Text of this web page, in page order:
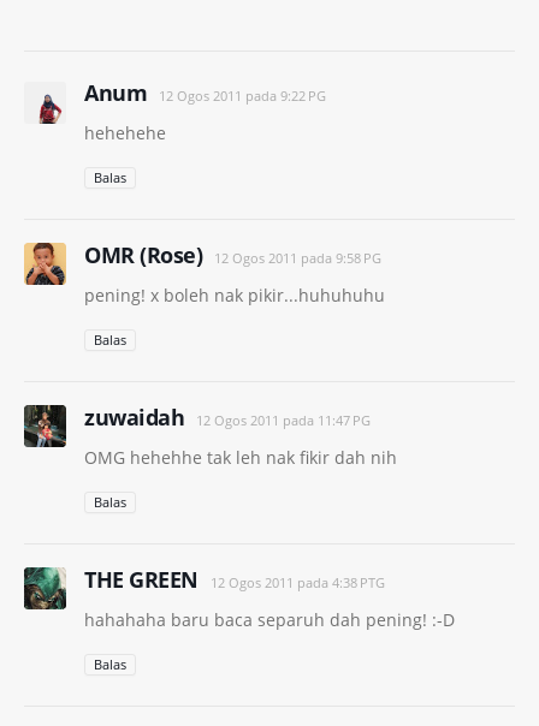
Anum 12 Ogos 2011 pada 9:22 PG
hehehehe
Balas
OMR (Rose) 12 Ogos 2011 pada 9:58 PG
pening! x boleh nak pikir...huhuhuhu
Balas
zuwaidah 12 Ogos 2011 pada 11:47 PG
OMG hehehhe tak leh nak fikir dah nih
Balas
THE GREEN 12 Ogos 2011 pada 4:38 PTG
hahahaha baru baca separuh dah pening! :-D
Balas